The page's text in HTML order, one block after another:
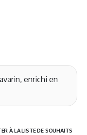
enrichi en
À LA LISTE DE SOUHAITS